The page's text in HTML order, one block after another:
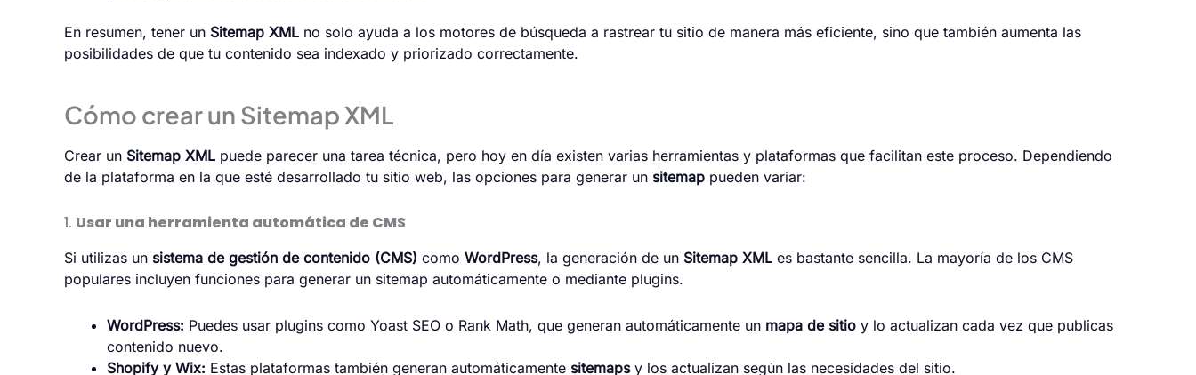
En resumen, tener un Sitemap XML no solo ayuda a los motores de búsqueda a rastrear tu sitio de manera más eficiente, sino que también aumenta las
posibilidades de que tu contenido sea indexado y priorizado correctamente.
Cómo crear un Sitemap XML
Crear un Sitemap XML puede parecer una tarea técnica, pero hoy en día existen varias herramientas y plataformas que facilitan este proceso. Dependiendo
de la plataforma en la que esté desarrollado tu sitio web, las opciones para generar un sitemap pueden variar:
1. Usar una herramienta automática de CMS
Si utilizas un sistema de gestión de contenido (CMS) como WordPress, la generación de un Sitemap XML es bastante sencilla. La mayoría de los CMS
populares incluyen funciones para generar un sitemap automáticamente o mediante plugins.
WordPress: Puedes usar plugins como Yoast SEO o Rank Math, que generan automáticamente un mapa de sitio y lo actualizan cada vez que publicas
contenido nuevo.
Shopify y Wix: Estas plataformas también generan automáticamente sitemapsy los actualizan según las necesidades del sitio.